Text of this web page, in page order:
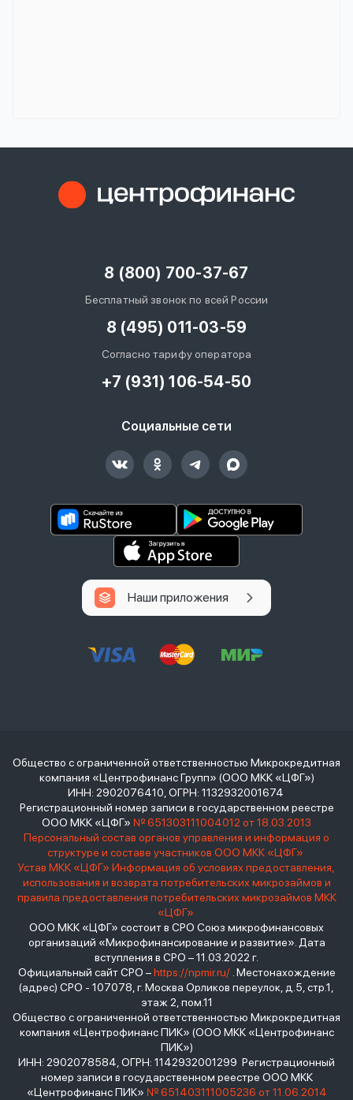
8 (800) 700-37-67
Бесплатный звонок по всей России
8 (495) 011-03-59
Согласно тарифу оператора
+7 (931) 106-54-50
Социальные сети
Наши приложения
Общество с ограниченной ответственностью Микрокредитная
компания «Центрофинанс Групп» (ООО МКК «ЦФГ»)
ИНН: 2902076410, ОГРН: 1132932001674
Регистрационный номер записи в государственном реестре
ООО МКК «ЦФГ» № 651303111004012 от 18.03.2013
Персональный состав органов управления и информация о
структуре и составе участников ООО МКК «ЦФГ»
Устав МКК «ЦФГ» Информация об условиях предоставления,
использования и возврата потребительских микрозаймов и
правила предоставления потребительских микрозаймов МКК
«ЦФГ»
ООО МКК «ЦФГ» состоит в СРО Союз микрофинансовых
организаций «Микрофинансирование и развитие». Дата
вступления в СРО – 11.03.2022 г.
Официальный сайт СРО –https://npmir.ru/. Местонахождение
(адрес) СРО - 107078, г. Москва Орликов переулок, д.5, стр.1,
этаж 2, пом.11
Общество с ограниченной ответственностью Микрокредитная
компания «Центрофинанс ПИК» (ООО МКК «Центрофинанс
ПИК»)
ИНН: 2902078584, ОГРН: 1142932001299 Регистрационный
номер записи в государственном реестре ООО МКК
«Центрофинанс ПИК» № 651403111005236 от 11.06.2014